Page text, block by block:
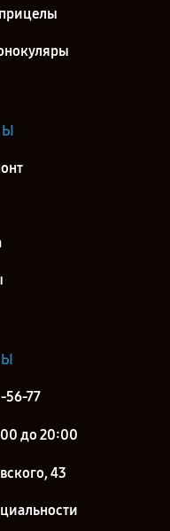
General One LRF 6XL в г.
General One LRF 6XL в г.
General One LRF 6XL в г.
56-77
до 20:00
43